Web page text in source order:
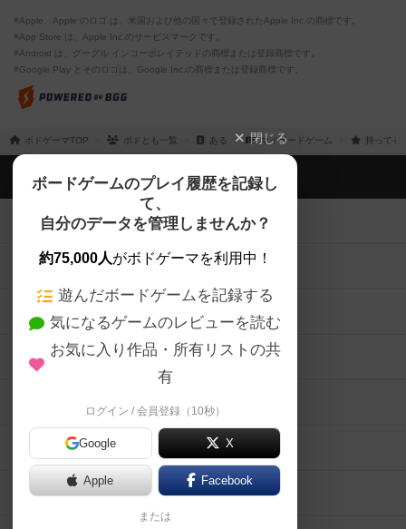
※Apple、Apple のロゴ は、米国および他の国々で登録されたApple Inc.の商標です。
※App Store は、Apple Inc.のサービスマークです。
※Android は、グーグル インコーポレイテッドの商標または登録商標です。
※Google Play とそのロゴは、Google Inc.の商標または登録商標です。
ボドゲーマTOP ボドとも一覧 ある マイボードゲーム 持ってる
閉じる
ボードゲームのプレイ履歴を記録し
て、
自分のデータを管理しませんか？
約75,000人がボドゲーマを利用中！
遊んだボードゲームを記録する
気になるゲームのレビューを読む
お気に入り作品・所有リストの共
有
ログイン / 会員登録（10秒）
Google X
Apple Facebook
または
ボドゲーマTOP
ボードゲームを検索する
ボードゲームの新着レビュー
ボードゲーム会情報
メカニクス特集
掲示板・トピックス
ボドとも・会員一覧
ボードゲーム業界コラム